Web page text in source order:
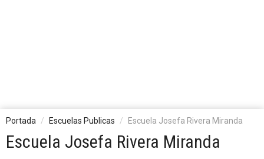
Portada Escuelas Publicas Escuela Josefa Rivera Miranda
Escuela Josefa Rivera Miranda